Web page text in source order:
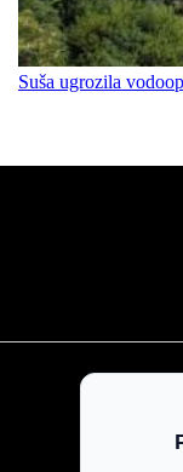
Suša ugrozila